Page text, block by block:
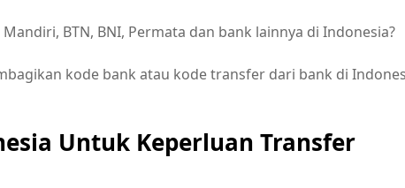
BTN, BNI, Permata dan bank lainnya di Indonesia?
kode bank atau kode transfer dari bank di
Untuk Keperluan Transfer